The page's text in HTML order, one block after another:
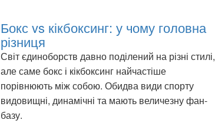
Бокс vs кікбоксинг: у чому головна
різниця
Світ єдиноборств давно поділений на різні стилі,
але саме бокс і кікбоксинг найчастіше
порівнюють між собою. Обидва види спорту
видовищні, динамічні та мають величезну фан-
базу.